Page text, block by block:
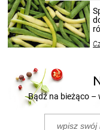
Bądź na bieżąco –